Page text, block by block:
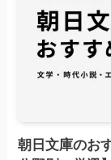
朝日文庫のお